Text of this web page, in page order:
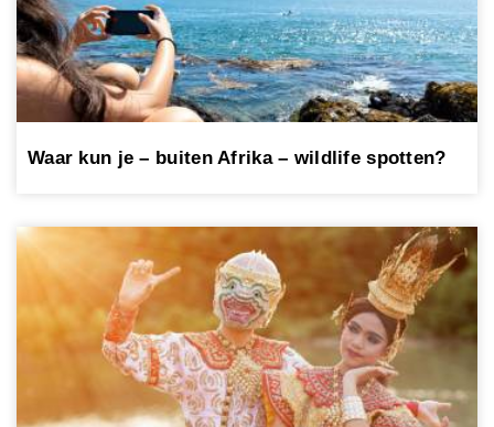
Waar kun je – buiten Afrika – wildlife spotten?